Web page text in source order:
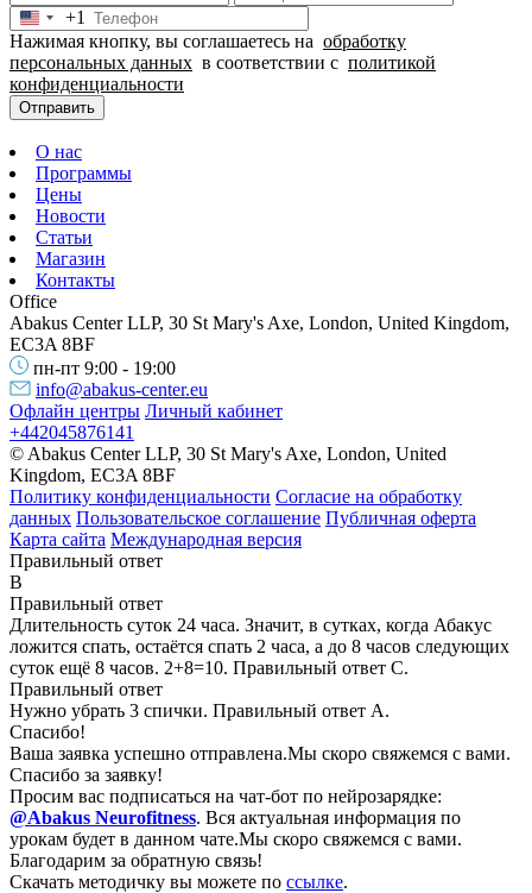
United
States
+1
+1
Нажимая кнопку, вы соглашаетесь на обработку
персональных данных в соответствии с политикой
конфиденциальности
Отправить
О нас
Программы
Цены
Новости
Статьи
Магазин
Контакты
Office
Abakus Center LLP, 30 St Mary's Axe, London, United Kingdom,
EC3A 8BF
пн-пт 9:00 - 19:00
info@abakus-center.eu
Офлайн центры Личный кабинет
+442045876141
© Abakus Center LLP, 30 St Mary's Axe, London, United
Kingdom, EC3A 8BF
Политику конфиденциальности Согласие на обработку
данных Пользовательское соглашение Публичная оферта
Карта сайта Международная версия
Правильный ответ
B
Правильный ответ
Длительность суток 24 часа. Значит, в сутках, когда Абакус
ложится спать, остаётся спать 2 часа, а до 8 часов следующих
суток ещё 8 часов. 2+8=10. Правильный ответ С.
Правильный ответ
Нужно убрать 3 спички. Правильный ответ А.
Спасибо!
Ваша заявка успешно отправлена.Мы скоро свяжемся с вами.
Спасибо за заявку!
Просим вас подписаться на чат-бот по нейрозарядке:
@Abakus Neurofitness. Вся актуальная информация по
урокам будет в данном чате.Мы скоро свяжемся с вами.
Благодарим за обратную связь!
Скачать методичку вы можете по ссылке.